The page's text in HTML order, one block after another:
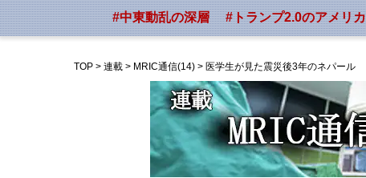
#中東動乱の深層 #トランプ2.0のアメリカ
TOP > 連載 > MRIC通信(14) > 医学生が見た震災後3年のネパール